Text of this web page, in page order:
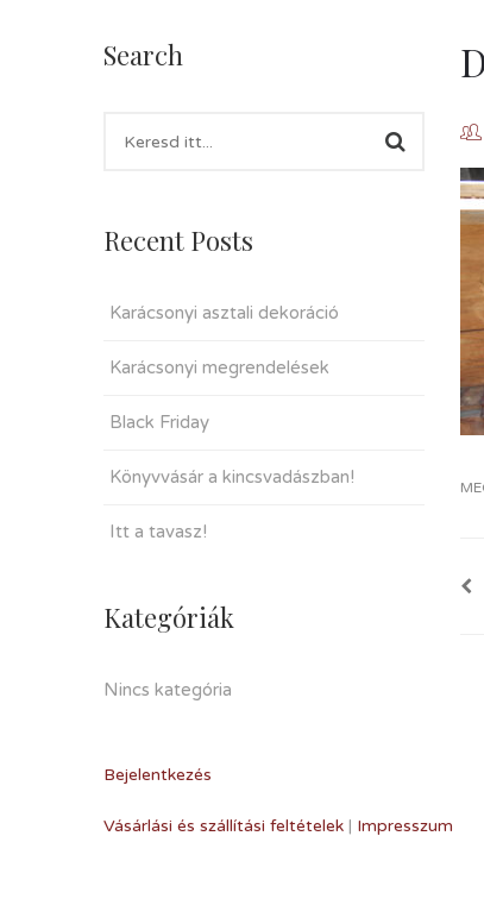
Search
Recent Posts
Karácsonyi asztali dekoráció
Karácsonyi megrendelések
Black Friday
Könyvvásár a kincsvadászban!
Itt a tavasz!
Kategóriák
Nincs kategória
Bejelentkezés
Vásárlási és szállítási feltételek | Impresszum